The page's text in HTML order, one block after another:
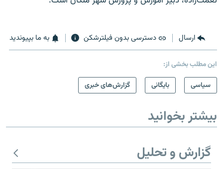
ارسال دسترسی بدون فیلترشکن به ما بپیوندید
این مطلب بخشی از:
سیاسی
بایگانی گزارش‌های خبری
بیشتر بخوانید
گزارش و تحلیل